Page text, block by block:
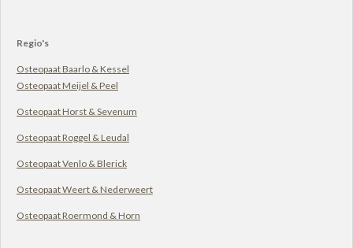
Regio's
Osteopaat Baarlo & Kessel
Osteopaat Meijel & Peel
OsteopaatHorst & Sevenum
Osteopaat Roggel & Leudal
Osteopaat Venlo & Blerick
Osteopaat Weert & Nederweert
Osteopaat Roermond & Horn